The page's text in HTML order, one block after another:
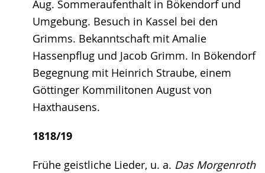
Aug. Sommeraufenthalt in Bökendorf und
Umgebung. Besuch in Kassel bei den
Grimms. Bekanntschaft mit Amalie
Hassenpflug und Jacob Grimm. In Bökendorf
Begegnung mit Heinrich Straube, einem
Göttinger Kommilitonen August von
Haxthausens.
1818/19
Frühe geistliche Lieder, u. a. Das Morgenroth